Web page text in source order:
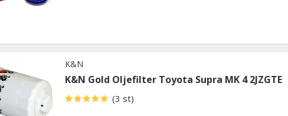
K&N
K&N Gold Oljefilter Toyota Supra MK 4 2JZGTE
(3 st)